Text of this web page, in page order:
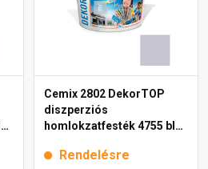
Cemix 2802 DekorTOP
diszperziós
homlokzatfesték 4755 blue
Rendelésre